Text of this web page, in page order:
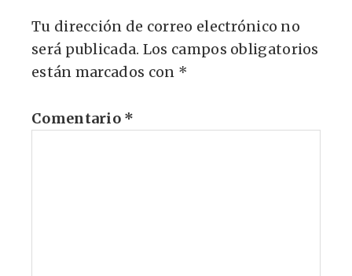
Tu dirección de correo electrónico no
será publicada. Los campos obligatorios
están marcados con *
Comentario *